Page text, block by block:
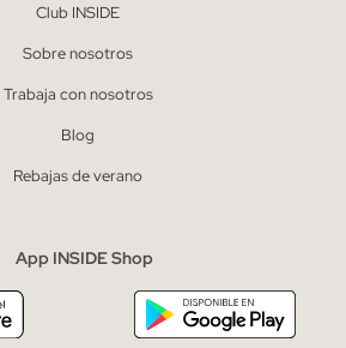
Club INSIDE
Sobre nosotros
Trabaja con nosotros
Blog
Rebajas de verano
App INSIDE Shop